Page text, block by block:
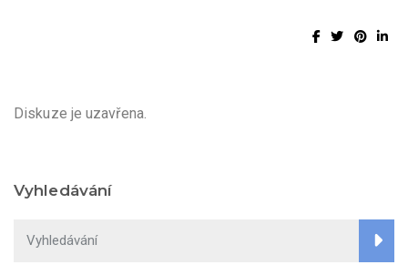
Diskuze je uzavřena.
Vyhledávání